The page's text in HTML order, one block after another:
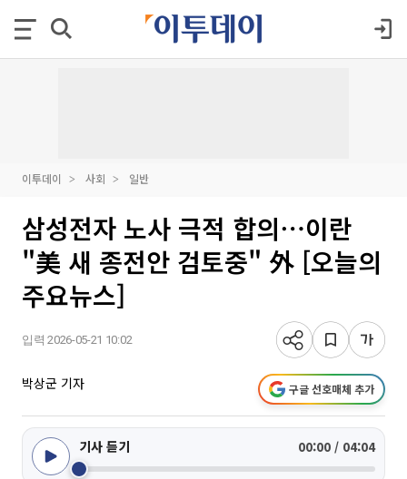
이투데이 사회 일반
삼성전자 노사 극적 합의⋯이란
"美 새 종전안 검토중" 外 [오늘의
주요뉴스]
입력 2026-05-21 10:02
박상군 기자 구글 선호매체 추가
기사 듣기 00:00 / 04:04